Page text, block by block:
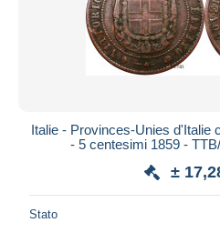
Italie - Provinces-Unies d'Italie
- 5 centesimi 1859 -
±
Stato